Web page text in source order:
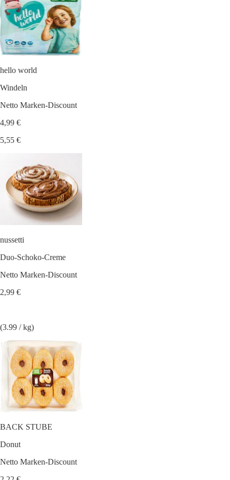
hello world
Windeln
Netto Marken-Discount
4,99 €
5,55 €
nussetti
Duo-Schoko-Creme
Netto Marken-Discount
2,99 €
(3.99 / kg)
BACK STUBE
Donut
Netto Marken-Discount